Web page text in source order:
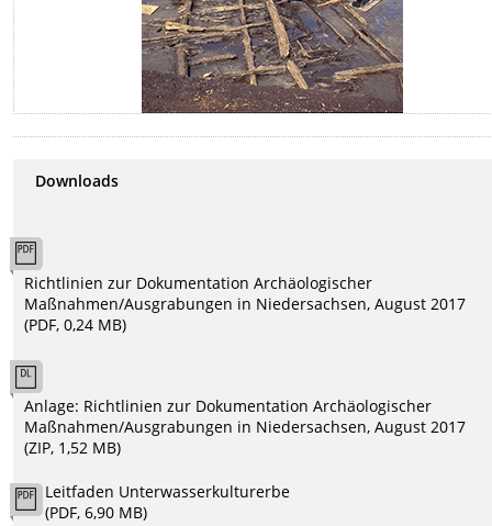
Downloads
Richtlinien zur Dokumentation Archäologischer
Maßnahmen/Ausgrabungen in Niedersachsen, August 2017
(PDF, 0,24 MB)
Anlage: Richtlinien zur Dokumentation Archäologischer
Maßnahmen/Ausgrabungen in Niedersachsen, August 2017
(ZIP, 1,52 MB)
Leitfaden Unterwasserkulturerbe
(PDF, 6,90 MB)